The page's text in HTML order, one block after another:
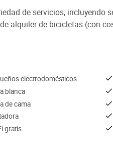
de servicios, incluyendo
alquiler de bicicletas (con
electrodomésticos
blanca
de cama
gratis